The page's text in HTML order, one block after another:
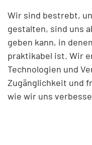
Wir sind bestrebt,
gestalten, sind uns
geben kann, in
praktikabel ist. Wir
Technologien und
Zugänglichkeit und
wie wir uns